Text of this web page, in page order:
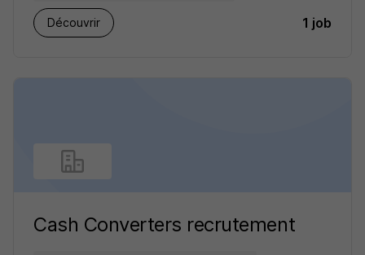
Découvrir 1 job
Cash Converters recrutement